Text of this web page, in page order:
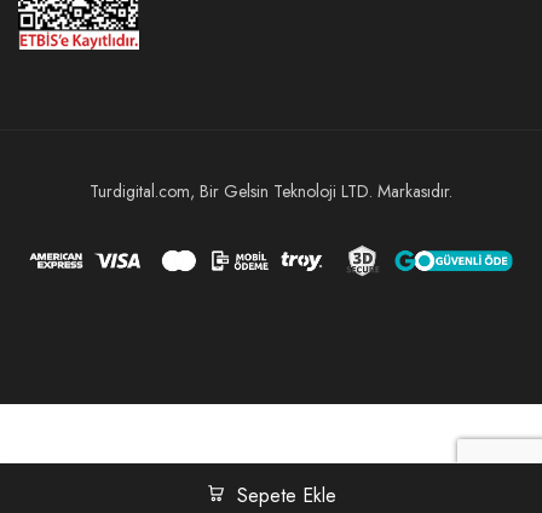
Turdigital.com, Bir Gelsin Teknoloji LTD. Markasıdır.
Sepete Ekle